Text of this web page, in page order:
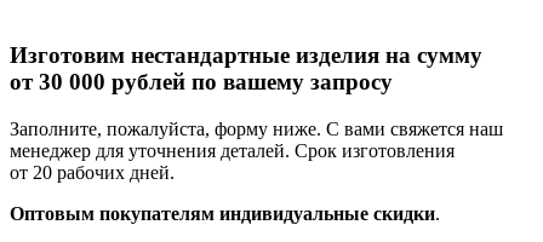
Изготовим нестандартные изделия на сумму
от 30 000 рублей по вашему запросу
Заполните, пожалуйста, форму ниже. С вами свяжется наш
менеджер для уточнения деталей. Срок изготовления
от 20 рабочих дней.
Оптовым покупателям индивидуальные скидки.